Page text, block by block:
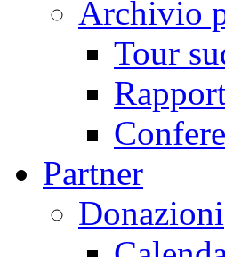
Archivio
Tour
Partner
Donazioni